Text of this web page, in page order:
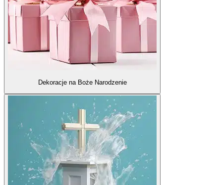
Dekoracje na Boże Narodzenie